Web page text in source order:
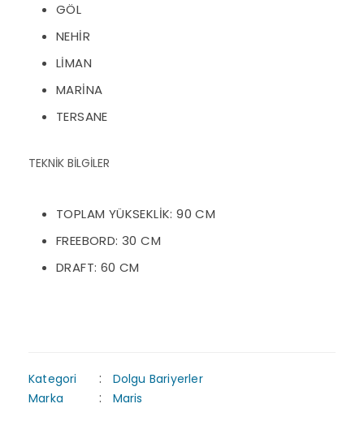
GÖL
NEHİR
LİMAN
MARİNA
TERSANE
TEKNİK BİLGİLER
TOPLAM YÜKSEKLİK: 90 CM
FREEBORD: 30 CM
DRAFT: 60 CM
Kategori
Dolgu Bariyerler
Marka
Maris